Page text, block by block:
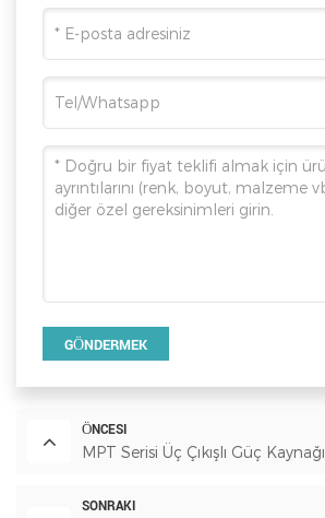
GÖNDERMEK
ÖNCESI
MPT Serisi Üç Çıkışlı Güç Kaynağı
SONRAKI